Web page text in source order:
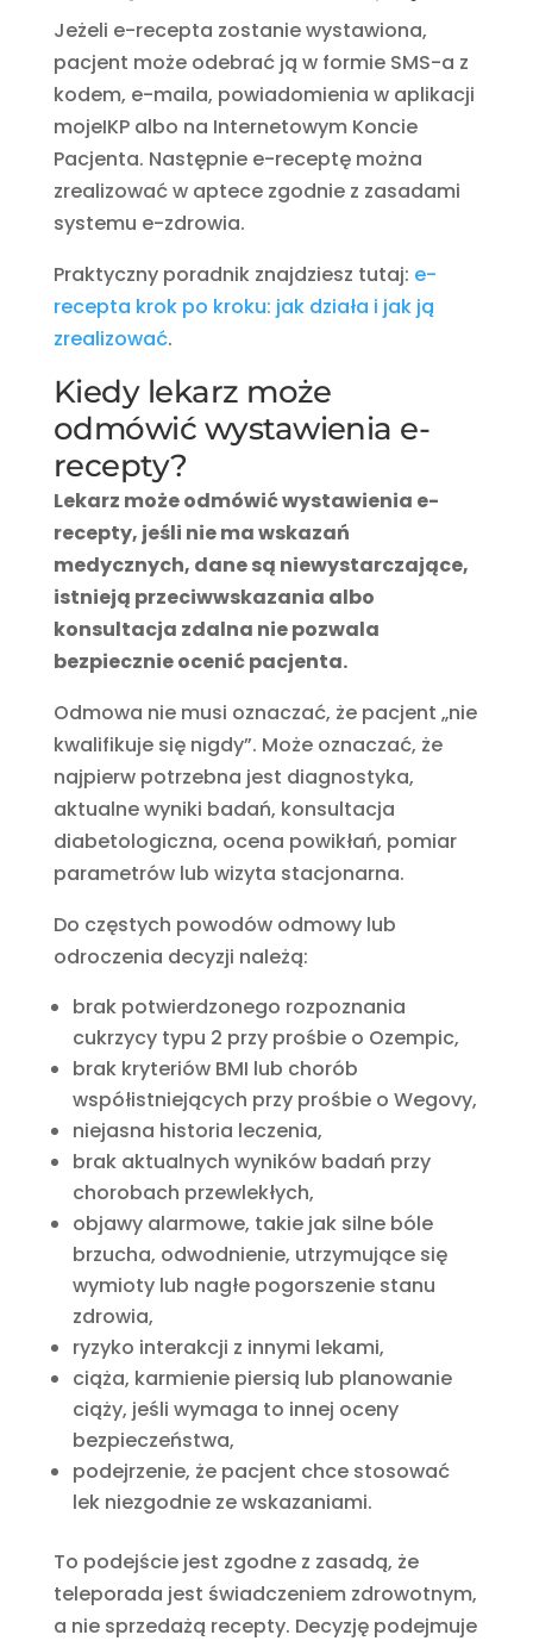
Jeżeli e-recepta zostanie wystawiona,
pacjent może odebrać ją w formie SMS-a z
kodem, e-maila, powiadomienia w aplikacji
mojeIKP albo na Internetowym Koncie
Pacjenta. Następnie e-receptę można
zrealizować w aptece zgodnie z zasadami
systemu e-zdrowia.
Praktyczny poradnik znajdziesz tutaj: e-
recepta krok po kroku: jak działa i jak ją
zrealizować.
Kiedy lekarz może
odmówić wystawienia e-
recepty?
Lekarz może odmówić wystawienia e-
recepty, jeśli nie ma wskazań
medycznych, dane są niewystarczające,
istnieją przeciwwskazania albo
konsultacja zdalna nie pozwala
bezpiecznie ocenić pacjenta.
Odmowa nie musi oznaczać, że pacjent „nie
kwalifikuje się nigdy”. Może oznaczać, że
najpierw potrzebna jest diagnostyka,
aktualne wyniki badań, konsultacja
diabetologiczna, ocena powikłań, pomiar
parametrów lub wizyta stacjonarna.
Do częstych powodów odmowy lub
odroczenia decyzji należą:
brak potwierdzonego rozpoznania
cukrzycy typu 2 przy prośbie o Ozempic,
brak kryteriów BMI lub chorób
współistniejących przy prośbie o Wegovy,
niejasna historia leczenia,
brak aktualnych wyników badań przy
chorobach przewlekłych,
objawy alarmowe, takie jak silne bóle
brzucha, odwodnienie, utrzymujące się
wymioty lub nagłe pogorszenie stanu
zdrowia,
ryzyko interakcji z innymi lekami,
ciąża, karmienie piersią lub planowanie
ciąży, jeśli wymaga to innej oceny
bezpieczeństwa,
podejrzenie, że pacjent chce stosować
lek niezgodnie ze wskazaniami.
To podejście jest zgodne z zasadą, że
teleporada jest świadczeniem zdrowotnym,
a nie sprzedażą recepty. Decyzję podejmuje